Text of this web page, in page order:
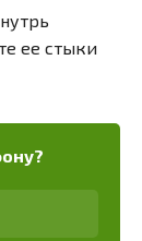
ее стыки